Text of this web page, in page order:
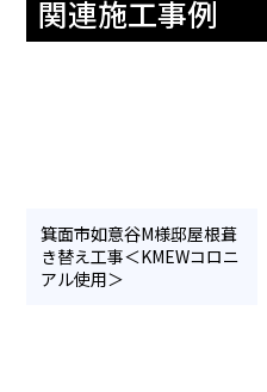
関連施工事例
箕面市如意谷M様邸屋根葺
き替え工事＜KMEWコロニ
アル使用＞